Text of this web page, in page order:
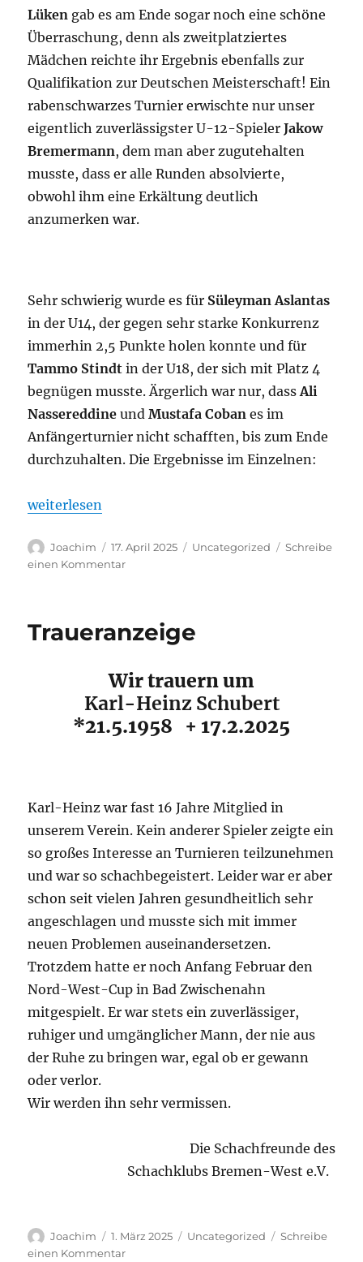
Lüken gab es am Ende sogar noch eine schöne
Überraschung, denn als zweitplatziertes
Mädchen reichte ihr Ergebnis ebenfalls zur
Qualifikation zur Deutschen Meisterschaft! Ein
rabenschwarzes Turnier erwischte nur unser
eigentlich zuverlässigster U-12-SpielerJakow
Bremermann, dem man aber zugutehalten
musste, dass er alle Runden absolvierte,
obwohl ihm eine Erkältung deutlich
anzumerken war.
Sehr schwierig wurde es für Süleyman Aslantas
in der U14, der gegen sehr starke Konkurrenz
immerhin 2,5 Punkte holen konnte und für
Tammo Stindt in der U18, der sich mit Platz 4
begnügen musste. Ärgerlich war nur, dassAli
Nassereddine undMustafa Coban es im
Anfängerturnier nicht schafften, bis zum Ende
durchzuhalten. Die Ergebnisse im Einzelnen:
„Bremer Jugendeinzelmeisterschaft 2025 war ein
weiterlesen
Autor
Joachim
Veröffentlicht
am
17. April 2025 Kategorien
Uncategorized
Schreibe
einen Kommentarzu
war
Erfolg
Traueranzeige
Wir trauern um
Karl-Heinz Schubert
*21.5.1958 + 17.2.2025
Karl-Heinz war fast 16 Jahre Mitglied in
unserem Verein. Kein anderer Spieler zeigte ein
so großes Interesse an Turnieren teilzunehmen
und war so schachbegeistert. Leider war er aber
schon seit vielen Jahren gesundheitlich sehr
angeschlagen und musste sich mit immer
neuen Problemen auseinandersetzen.
Trotzdem hatte er noch Anfang Februar den
Nord-West-Cup in Bad Zwischenahn
mitgespielt. Er war stets ein zuverlässiger,
ruhiger und umgänglicher Mann, der nie aus
der Ruhe zu bringen war, egal ob er gewann
oder verlor.
Wir werden ihn sehr vermissen.
Die Schachfreunde des
Schachklubs Bremen-West e.V.
Autor
Joachim
Veröffentlicht
am
1. März 2025 Kategorien
Uncategorized
Schreibe
einen Kommentarzu